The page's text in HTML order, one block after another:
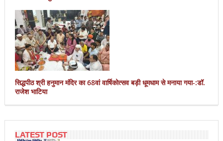
सिद्धपीठ श्री हनुमान मंदिर का 68वां वार्षिकोत्सव बड़ी धूमधाम से मनाया गया-:डॉ.
राजेश भाटिया
LATEST POST